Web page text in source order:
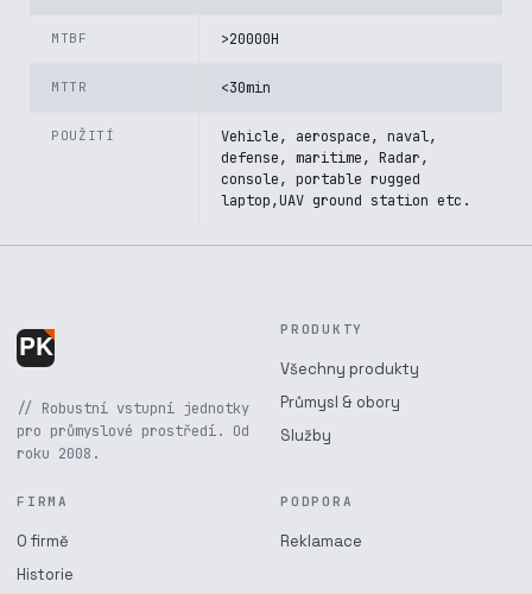
MTBF >20000H
MTTR <30min
POUŽITÍ
Vehicle, aerospace, naval,
defense, maritime, Radar,
console, portable rugged
laptop,UAV ground station etc.
// Robustní vstupní jednotky
pro průmyslové prostředí. Od
roku 2008.
PRODUKTY
Všechny produkty
Průmysl & obory
Služby
FIRMA
O firmě
Historie
PODPORA
Reklamace